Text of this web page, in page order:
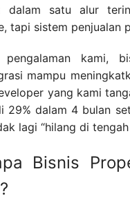
dalam satu alur
tapi sistem penjualan
pengalaman kami,
mampu
yang kami
29% dalam 4 bulan
lagi “hilang di tengah
Bisnis